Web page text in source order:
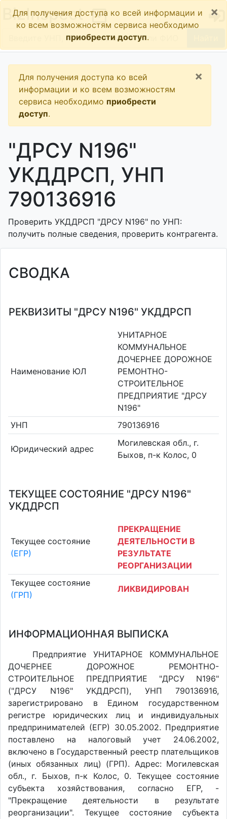
BizInspect
Для получения доступа ко всей информации и
ко всем возможностям сервиса необходимо
приобрести доступ.
×
Для получения доступа ко всей
информации и ко всем возможностям
сервиса необходимо приобрести
доступ.
×
"ДРСУ N196"
УКДДРСП, УНП
790136916
Проверить УКДДРСП "ДРСУ N196" по УНП:
получить полные сведения, проверить контрагента.
СВОДКА
РЕКВИЗИТЫ "ДРСУ N196" УКДДРСП
Наименование ЮЛ
УНИТАРНОЕ
КОММУНАЛЬНОЕ
ДОЧЕРНЕЕ ДОРОЖНОЕ
РЕМОНТНО-
СТРОИТЕЛЬНОЕ
ПРЕДПРИЯТИЕ "ДРСУ
N196"
УНП
790136916
Юридический адрес
Могилевская обл., г.
Быхов, п-к Колос, 0
ТЕКУЩЕЕ СОСТОЯНИЕ "ДРСУ N196"
УКДДРСП
Текущее состояние
(ЕГР)
ПРЕКРАЩЕНИЕ
ДЕЯТЕЛЬНОСТИ В
РЕЗУЛЬТАТЕ
РЕОРГАНИЗАЦИИ
Текущее состояние
(ГРП)
ЛИКВИДИРОВАН
ИНФОРМАЦИОННАЯ ВЫПИСКА
Предприятие УНИТАРНОЕ КОММУНАЛЬНОЕ
ДОЧЕРНЕЕ ДОРОЖНОЕ РЕМОНТНО-
СТРОИТЕЛЬНОЕ ПРЕДПРИЯТИЕ "ДРСУ N196"
("ДРСУ N196" УКДДРСП), УНП 790136916,
зарегистрировано в Едином государственном
регистре юридических лиц и индивидуальных
предпринимателей (ЕГР) 30.05.2002. Предприятие
поставлено на налоговый учет 24.06.2002,
включено в Государственный реестр плательщиков
(иных обязанных лиц) (ГРП). Адрес: Могилевская
обл., г. Быхов, п-к Колос, 0. Текущее состояние
субъекта хозяйствования, согласно ЕГР, -
"Прекращение деятельности в результате
реорганизации". Текущее состояние субъекта